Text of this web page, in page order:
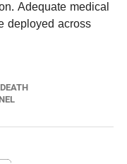
Adequate medical
deployed across